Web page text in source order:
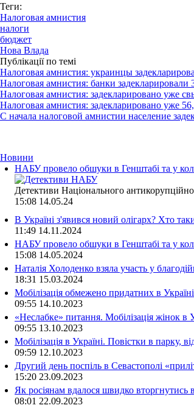
Теги:
Налоговая амнистия
налоги
бюджет
Нова Влада
Публікації по темі
Налоговая амнистия: украинцы
Налоговая амнистия: банки
Налоговая амнистия: задекларировано уже
Налоговая амнистия: задекларировано уже
С начала налоговой амнистии население
Новини
НАБУ провело обшуки в Генштабі та у
Детективи Національного
15:08 14.05.24
В Україні з'явився новий олігарх? Хто
11:49 14.11.2024
НАБУ провело обшуки в Генштабі та у
15:08 14.05.2024
Наталія Холоденко взяла участь у
18:31 15.03.2024
Мобілізація обмежено придатних в
09:55 14.10.2023
«Неслабке» питання. Мобілізація жінок в
09:55 13.10.2023
Мобілізація в Україні. Повістки в парку,
09:59 12.10.2023
Другий день поспіль в Севастополі
15:20 23.09.2023
Як росіянам вдалося швидко
08:01 22.09.2023